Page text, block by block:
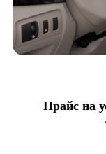
Прайс на